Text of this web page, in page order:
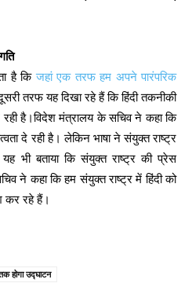
है किजहां एक तरफ हम अपने पारंपरिक
तरफ यह दिखा रहे हैं कि हिंदी तकनीकी
है।विदेश मंत्रालय के सचिव ने कहा कि
दे रही है। लेकिन भाषा ने संयुक्त राष्ट्र
भी बताया कि संयुक्त राष्ट्र की प्रेस
ने कहा कि हम संयुक्त राष्ट्र में हिंदी को
कर रहे हैं।
होगा उद्घाटन